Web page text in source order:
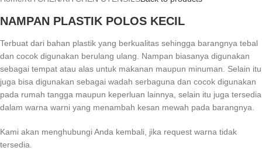
NAMPAN PLASTIK POLOS KECIL
Terbuat dari bahan plastik yang berkualitas sehingga barangnya tebal
dan cocok digunakan berulang ulang. Nampan biasanya digunakan
sebagai tempat atau alas untuk makanan maupun minuman. Selain itu
juga bisa digunakan sebagai wadah serbaguna dan cocok digunakan
pada rumah tangga maupun keperluan lainnya, selain itu juga tersedia
dalam warna warni yang menambah kesan mewah pada barangnya.
Kami akan menghubungi Anda kembali, jika request warna tidak
tersedia.